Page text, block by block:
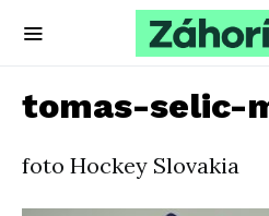
tomas-selic-
foto Hockey Slovakia